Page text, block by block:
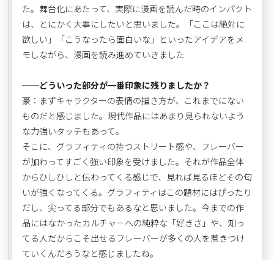
た。舞台化にあたって、実際に漫画を読んだ時のインパクト
は、とにかく大事にしたいと思いました。「ここは絶対に
欲しい」「こうなったら面白いな」といったアイデアをメ
モしながら、漫画を読み進めていきました
──どういった部分が一番印象に残りましたか？
豪：まずキャラクターの表情の描き方が、これまでにない
ものだと感じました。現代作品にはあまり見られないよう
な力強いタッチもあって。
そこに、グラフィティの持つストリート感や、フレーバー
が加わってすごく強い印象を受けました。それが作品全体
からひしひしと伝わってくる感じで、見れば見るほどその匂
いが強くなってくる。グラフィティはこの題材にはぴったり
だし、尖ってる部分でもあるなと思いました。今までの作
品にはなかったカルチャーへの純粋な「好きさ」や、知っ
てる人だからこそ出せるフレーバーが多くの人を惹きつけ
ていくんだろうなと感じましたね。